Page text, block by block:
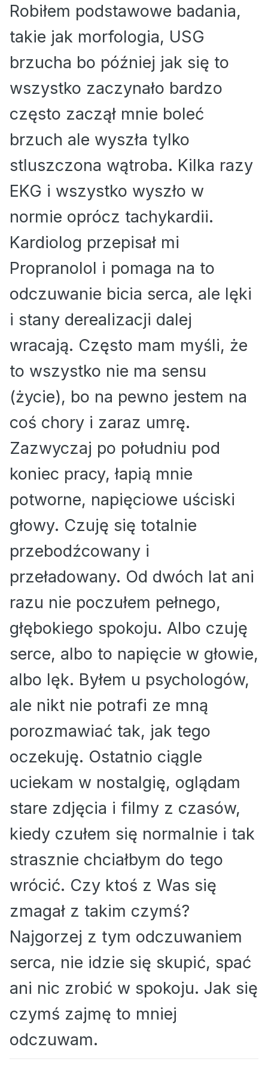
Robiłem podstawowe badania,
takie jak morfologia, USG
brzucha bo później jak się to
wszystko zaczynało bardzo
często zaczął mnie boleć
brzuch ale wyszła tylko
stluszczona wątroba. Kilka razy
EKG i wszystko wyszło w
normie oprócz tachykardii.
Kardiolog przepisał mi
Propranolol i pomaga na to
odczuwanie bicia serca, ale lęki
i stany derealizacji dalej
wracają. Często mam myśli, że
to wszystko nie ma sensu
(życie), bo na pewno jestem na
coś chory i zaraz umrę.
Zazwyczaj po południu pod
koniec pracy, łapią mnie
potworne, napięciowe uściski
głowy. Czuję się totalnie
przebodźcowany i
przeładowany. Od dwóch lat ani
razu nie poczułem pełnego,
głębokiego spokoju. Albo czuję
serce, albo to napięcie w głowie,
albo lęk. Byłem u psychologów,
ale nikt nie potrafi ze mną
porozmawiać tak, jak tego
oczekuję. Ostatnio ciągle
uciekam w nostalgię, oglądam
stare zdjęcia i filmy z czasów,
kiedy czułem się normalnie i tak
strasznie chciałbym do tego
wrócić. Czy ktoś z Was się
zmagał z takim czymś?
Najgorzej z tym odczuwaniem
serca, nie idzie się skupić, spać
ani nic zrobić w spokoju. Jak się
czymś zajmę to mniej
odczuwam.